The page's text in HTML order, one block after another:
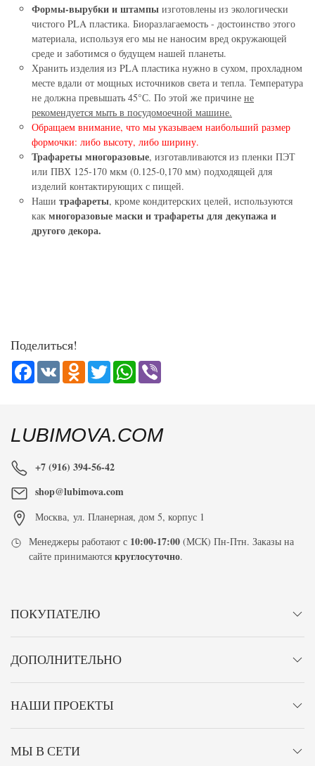
Формы-вырубки и штампы изготовлены из экологически
чистого PLA пластика. Биоразлагаемость - достоинство этого
материала, используя его мы не наносим вред окружающей
среде и заботимся о будущем нашей планеты.
Хранить изделия из PLA пластика нужно в сухом, прохладном
месте вдали от мощных источников света и тепла. Температура
не должна превышать 45°С. По этой же причине не
рекомендуется мыть в посудомоечной машине.
Обращаем внимание, что мы указываем наибольший размер
формочки: либо высоту, либо ширину.
Трафареты многоразовые, изготавливаются из пленки ПЭТ
или ПВХ 125-170 мкм (0.125-0,170 мм) подходящей для
изделий контактирующих с пищей.
Наши трафареты, кроме кондитерских целей, используются
как многоразовые маски и трафареты для декупажа и
другого декора.
Поделиться!
Facebook
VK Odnoklassniki
TwitterWhatsApp
LUBIMOVA.COM
+7 (916) 394-56-42
shop@lubimova.com
Москва, ул. Планерная, дом 5, корпус 1
Менеджеры работают с 10:00-17:00 (МСК) Пн-Птн. Заказы на
сайте принимаютсякруглосуточно.
ПОКУПАТЕЛЮ
ДОПОЛНИТЕЛЬНО
НАШИ ПРОЕКТЫ
МЫ В СЕТИ